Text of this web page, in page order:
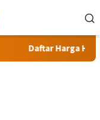
Daftar Harga HP